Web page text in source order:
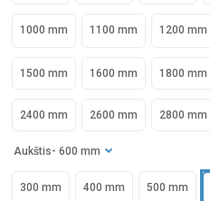
1000 mm 1100 mm 1200 mm
1500 mm 1600 mm 1800 mm
2400 mm 2600 mm 2800 mm
Aukštis - 600 mm
300 mm 400 mm 500 mm